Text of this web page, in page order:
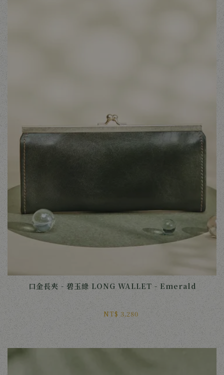
口金長夾 - 碧玉綠 LONG WALLET - Emerald
NT$ 3,280